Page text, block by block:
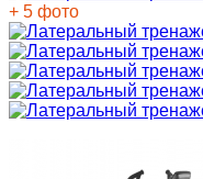
+ 5 фото